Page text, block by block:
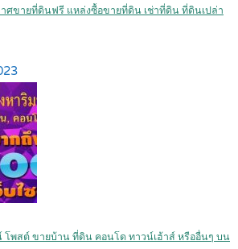
าศขายที่ดินฟรี แหล่งซื้อขายที่ดิน เช่าที่ดิน ที่ดินเปล่า
โพสต์ ขายบ้าน ที่ดิน คอนโด ทาวน์เฮ้าส์ หรืออื่นๆ บน